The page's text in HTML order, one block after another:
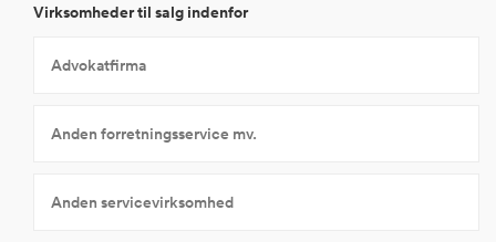
Virksomheder til salg indenfor
Advokatfirma
Anden forretningsservice mv.
Anden servicevirksomhed